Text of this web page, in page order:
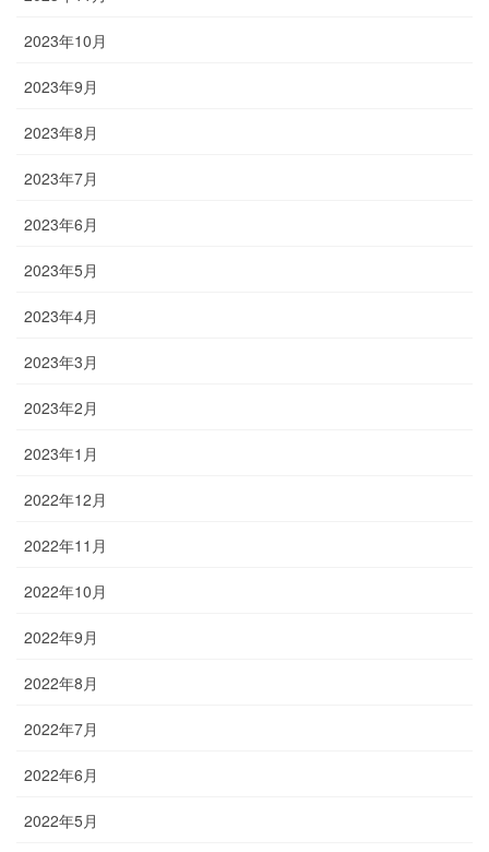
2023年10月
2023年9月
2023年8月
2023年7月
2023年6月
2023年5月
2023年4月
2023年3月
2023年2月
2023年1月
2022年12月
2022年11月
2022年10月
2022年9月
2022年8月
2022年7月
2022年6月
2022年5月